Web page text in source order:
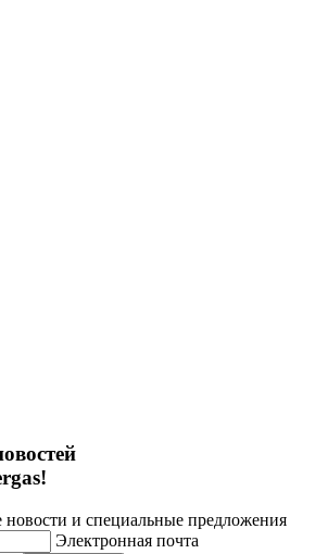
и специальные предложения
Электронная почта